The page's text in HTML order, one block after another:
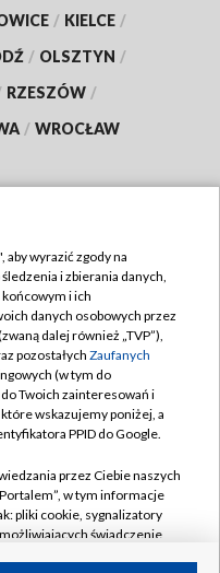
/ KIELCE /
/ OLSZTYN /
RZESZÓW /
/ WROCŁAW
TVP
wyrazić zgody na
i zbierania danych,
i ich
danych osobowych przez
dalej również „TVP”),
pozostałych Zaufanych
(w tym do
Twoich zainteresowań i
wskazujemy poniżej, a
PPID do Google.
przez Ciebie naszych
w tym informacje
pliki cookie, sygnalizatory
świadczenie